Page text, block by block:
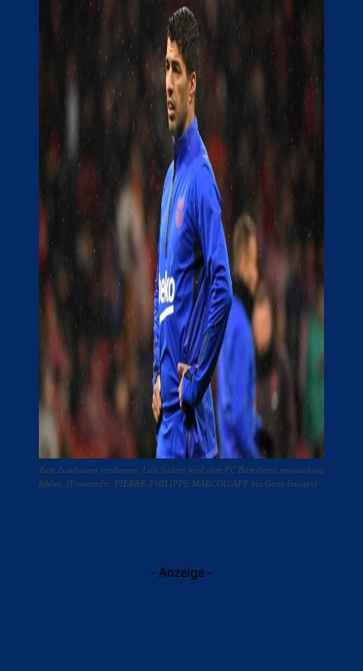
Zum Zuschauen verdammt: Luis Suárez wird dem FC Barcelona monatelang
fehlen. (Fotocredit: PIERRE-PHILIPPE MARCOU/AFP via Getty Images)
- Anzeige -